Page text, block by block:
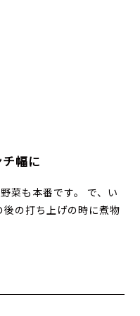
幅に
菜も本番です。 で、い
の打ち上げの時に煮物